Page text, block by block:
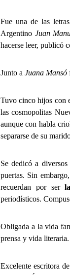
Fue una de las
Argentino Juan
hacerse leer, publicó
Junto a Juana Mansó
Tuvo cinco hijos con
las cosmopolitas
aunque con habla
separarse de su
Se dedicó a
puertas. Sin embargo,
recuerdan por ser
periodísticos.
Obligada a la vida
prensa y vida literaria.
Excelente escritora